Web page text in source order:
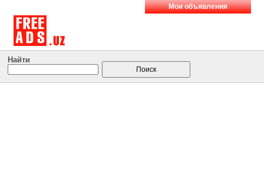
Мои объявления
Найти